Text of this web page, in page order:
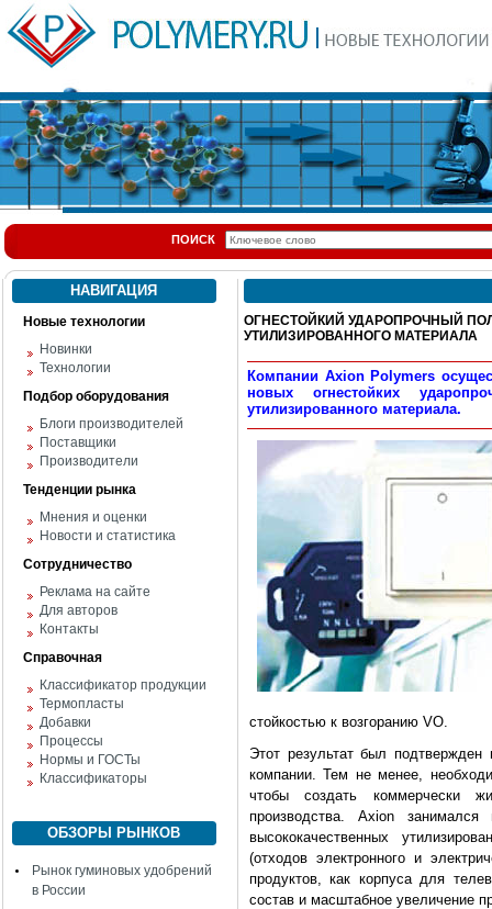
ПОИСК
НАВИГАЦИЯ
Новые технологии
Новинки
Технологии
Подбор оборудования
Блоги производителей
Поставщики
Производители
Тенденции рынка
Мнения и оценки
Новости и статистика
Сотрудничество
Реклама на сайте
Для авторов
Контакты
Справочная
Классификатор продукции
Термопласты
Добавки
Процессы
Нормы и ГОСТы
Классификаторы
ОБЗОРЫ РЫНКОВ
Рынок гуминовых удобрений
в России
ОГНЕСТОЙКИЙ УДАРОПРОЧНЫЙ
УТИЛИЗИРОВАННОГО МАТЕРИАЛА
Компании Axion Polymers
новых огнестойких
утилизированного материала.
стойкостью к возгоранию VO.
Этот результат был
компании. Тем не менее,
чтобы создать коммерчески
производства. Axion занимался
высококачественных
(отходов электронного и
продуктов, как корпуса для
состав и масштабное увеличение